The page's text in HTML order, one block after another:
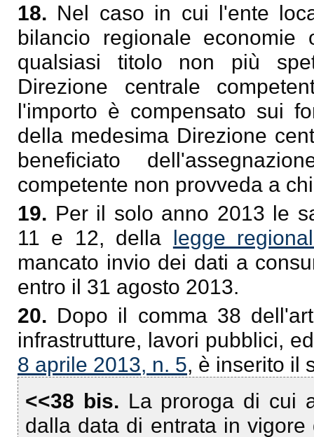
18. Nel caso in cui l'ente
bilancio regionale
qualsiasi titolo non più
Direzione centrale
l'importo è compensato sui
della medesima Direzione
beneficiato
competente non provveda a
19. Per il solo anno 2013 le
11 e 12, della legge
mancato invio dei dati a
entro il 31 agosto 2013.
20. Dopo il comma 38
infrastrutture, lavori pubblici,
8 aprile 2013, n. 5, è inserito il
<<38 bis. La proroga di cui
dalla data di entrata in